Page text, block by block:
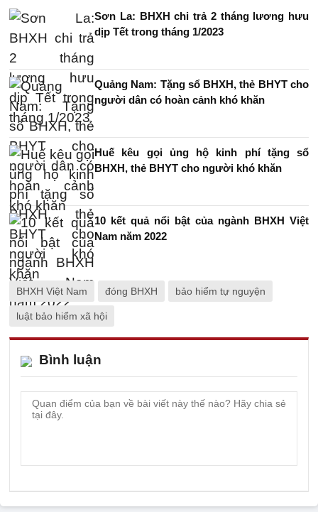
Sơn La: BHXH chi trả 2 tháng lương hưu
dịp Tết trong tháng 1/2023
Quảng Nam: Tặng sổ BHXH, thẻ BHYT cho
người dân có hoàn cảnh khó khăn
Huế kêu gọi ủng hộ kinh phí tặng sổ
BHXH, thẻ BHYT cho người khó khăn
10 kết quả nổi bật của ngành BHXH Việt
Nam năm 2022
BHXH Việt Nam đóng BHXH bảo hiểm tự nguyện
luật bảo hiểm xã hội
Bình luận